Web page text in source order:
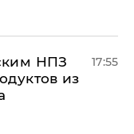
НПЗ
из
17:55